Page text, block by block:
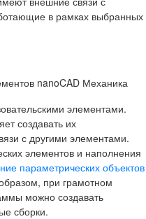
в рамках выбранных
nanoCAD Механика
элементами.
создавать их
с другими элементами.
элементов и наполнения
параметрических объектов
при грамотном
можно создавать
сборки.